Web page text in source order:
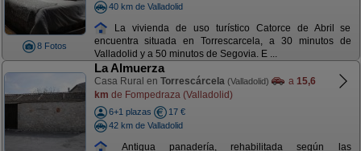
8 Fotos
40 km de Valladolid
La vivienda de uso turístico Catorce de Abril se
encuentra situada en Torrescarcela, a 30 minutos de
Valladolid y a 50 minutos de Segovia. E ...
La Almuerza
Casa Rural en Torrescárcela (Valladolid) a 15,6
km de Fompedraza (Valladolid)
6+1 plazas
17 €
42 km de Valladolid
Antigua panadería, rehabilitada según las